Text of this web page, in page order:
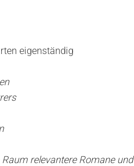
eigenständig
relevantere Romane und